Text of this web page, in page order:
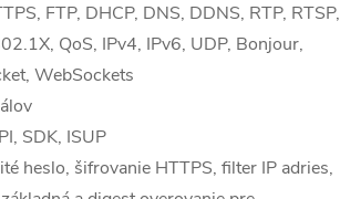
FTP, DHCP, DNS, DDNS, RTP, RTSP,
QoS, IPv4, IPv6, UDP, Bonjour,
WebSockets
SDK, ISUP
heslo, šifrovanie HTTPS, filter IP adries,